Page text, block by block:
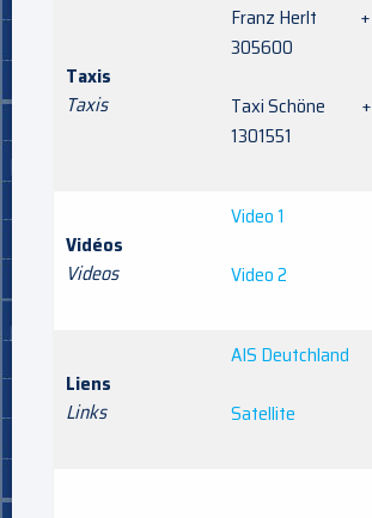
Taxis
Taxis
Franz Herlt
305600
Taxi Schöne
1301551
Vidéos
Videos
Video 1
Video 2
Liens
Links
AIS Deutchland
Satellite